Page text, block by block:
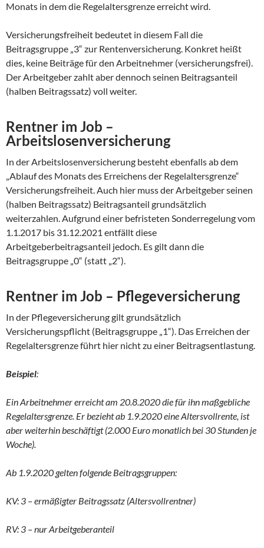
Monats in dem die Regelaltersgrenze erreicht wird.
Versicherungsfreiheit bedeutet in diesem Fall die
Beitragsgruppe „3“ zur Rentenversicherung. Konkret heißt
dies, keine Beiträge für den Arbeitnehmer (versicherungsfrei).
Der Arbeitgeber zahlt aber dennoch seinen Beitragsanteil
(halben Beitragssatz) voll weiter.
Rentner im Job –
Arbeitslosenversicherung
In der Arbeitslosenversicherung besteht ebenfalls ab dem
„Ablauf des Monats des Erreichens der Regelaltersgrenze“
Versicherungsfreiheit. Auch hier muss der Arbeitgeber seinen
(halben Beitragssatz) Beitragsanteil grundsätzlich
weiterzahlen. Aufgrund einer befristeten Sonderregelung vom
1.1.2017 bis 31.12.2021 entfällt diese
Arbeitgeberbeitragsanteil jedoch. Es gilt dann die
Beitragsgruppe „0“ (statt „2“).
Rentner im Job – Pflegeversicherung
In der Pflegeversicherung gilt grundsätzlich
Versicherungspflicht (Beitragsgruppe „1“). Das Erreichen der
Regelaltersgrenze führt hier nicht zu einer Beitragsentlastung.
Beispiel:
Ein Arbeitnehmer erreicht am 20.8.2020 die für ihn maßgebliche
Regelaltersgrenze. Er bezieht ab 1.9.2020 eine Altersvollrente, ist
aber weiterhin beschäftigt (2.000 Euro monatlich bei 30 Stunden je
Woche).
Ab 1.9.2020 gelten folgende Beitragsgruppen:
KV: 3 – ermäßigter Beitragssatz (Altersvollrentner)
RV: 3 – nur Arbeitgeberanteil